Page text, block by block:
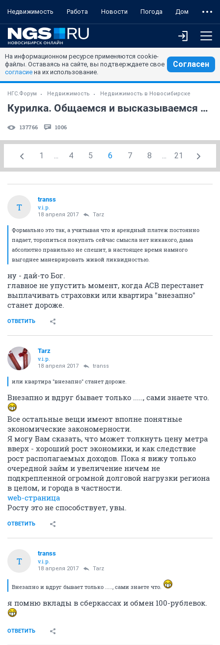
Недвижимость Работа Новости Погода Дом
На информационном ресурсе применяются cookie-
файлы. Оставаясь на сайте, вы подтверждаете свое
согласие на их использование.
Согласен
НГС.Форум Недвижимость Недвижимость в Новосибирске
Курилка. Общаемся и высказываемся без конкретики. (часть 3)
137766 1006
1 ... 4 5 6 7 8 ... 21
T
transs
v.i.p.
18 апреля 2017 Tarz
Формально это так, а учитывая что и арендный платеж постоянно
падает, торопиться покупать сейчас смысла нет никакого, дама
абсолютно правильно не спешит, в настоящее время намного
выгоднее маневрировать живой ликвидностью.
ну - дай-то Бог.
главное не упустить момент, когда АСВ перестанет
выплачивать страховки или квартира "внезапно"
станет дороже.
ОТВЕТИТЬ
Tarz
v.i.p.
18 апреля 2017 transs
или квартира "внезапно" станет дороже.
Внезапно и вдруг бывает только ....., сами знаете что.
Все остальные вещи имеют вполне понятные
экономические закономерности.
Я могу Вам сказать, что может толкнуть цену метра
вверх - хороший рост экономики, и как следствие
рост располагаемых доходов. Пока я вижу только
очередной займ и увеличение ничем не
подкрепленной огромной долговой нагрузки региона
в целом, и города в частности.
web-страница
Росту это не способствует, увы.
ОТВЕТИТЬ
T
transs
v.i.p.
18 апреля 2017 Tarz
Внезапно и вдруг бывает только ....., сами знаете что.
я помню вклады в сберкассах и обмен 100-рублевок.
ОТВЕТИТЬ